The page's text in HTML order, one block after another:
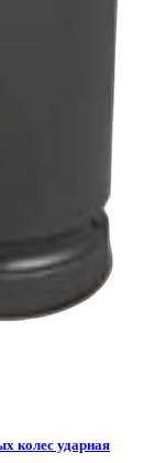
колес ударная